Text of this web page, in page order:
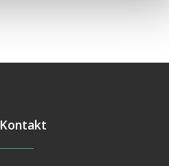
Kontakt